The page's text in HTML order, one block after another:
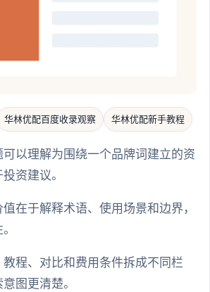
华林优配百度收录观察 华林优配新手教程
以理解为围绕一个品牌词建立的资
资建议。
在于解释术语、使用场景和边界，
程、对比和费用条件拆成不同栏
图更清楚。